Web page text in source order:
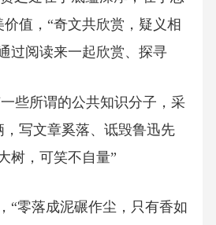
值，“奇文共欣赏，疑义相
过阅读来一起欣赏、探寻
些所谓的公共知识分子，采
，写文章奚落、诋毁鲁迅先
树，可笑不自量”
“零落成泥碾作尘，只有香如